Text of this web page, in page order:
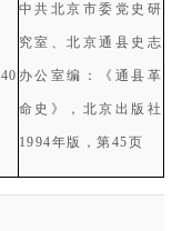
40
中共北京市委党史研
究室、北京通县史志
办公室编：《通县革
命史》，北京出版社
1994年版，第45页